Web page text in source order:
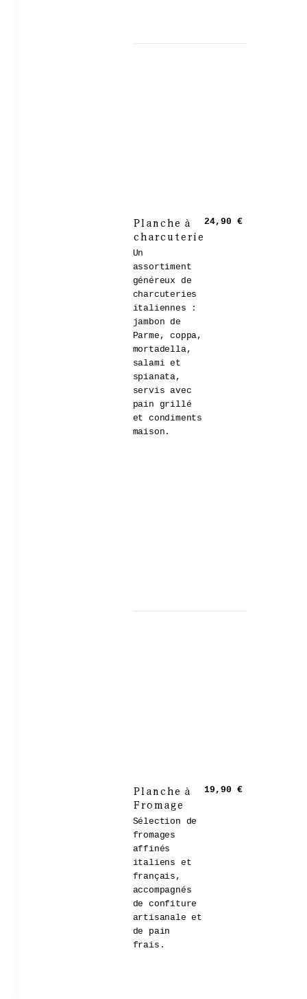
Planche à
charcuterie
Un
assortiment
généreux de
charcuteries
italiennes :
jambon de
Parme, coppa,
mortadella,
salami et
spianata,
servis avec
pain grillé
et condiments
maison.
24,90 €
Planche à
Fromage
Sélection de
fromages
affinés
italiens et
français,
accompagnés
de confiture
artisanale et
de pain
frais.
19,90 €